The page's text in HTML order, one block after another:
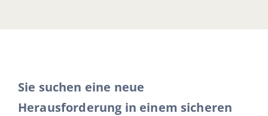
Sie suchen eine neue
Herausforderung in einem sicheren